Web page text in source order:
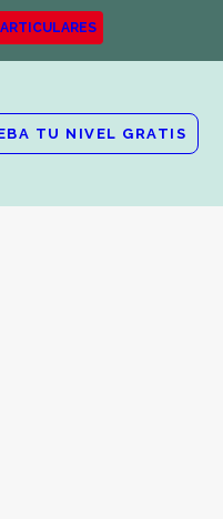
TU NIVEL GRATIS